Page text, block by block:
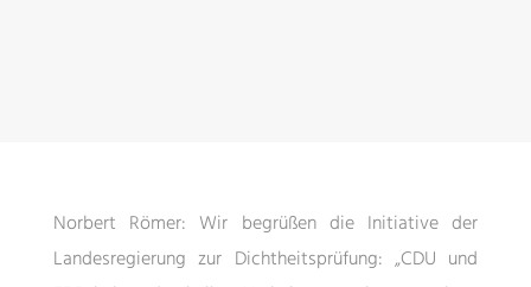
Norbert Römer: Wir begrüßen die Initiative der
Landesregierung zur Dichtheitsprüfung: „CDU und